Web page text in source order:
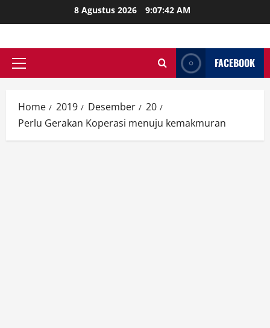
to
8 Agustus 2026 9:07:44 AM
Primary
FACEBOOK
Home 2019 Desember
20
Perlu Gerakan Koperasi menuju kemakmuran